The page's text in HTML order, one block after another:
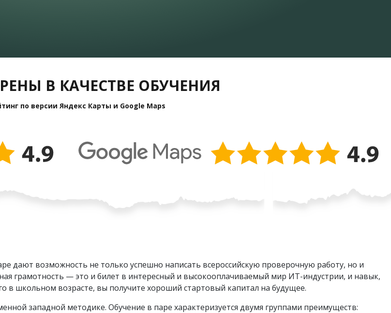
В КАЧЕСТВЕ ОБУЧЕНИЯ
по версии Яндекс Карты и Google Maps
дают возможность не только успешно написать всероссийскую проверочную работу, но и
грамотность — это и билет в интересный и высокооплачиваемый мир ИТ-индустрии, и навык,
школьном возрасте, вы получите хороший стартовый капитал на будущее.
западной методике. Обучение в паре характеризуется двумя группами преимуществ: